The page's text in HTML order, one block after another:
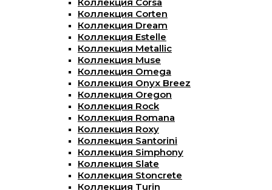
Коллекция Corten
Коллекция Dream
Коллекция Estelle
Коллекция Metallic
Коллекция Muse
Коллекция Omega
Коллекция Onyx Breez
Коллекция Oregon
Коллекция Rock
Коллекция Romana
Коллекция Roxy
Коллекция Santorini
Коллекция Simphony
Коллекция Slate
Коллекция Stoncrete
Коллекция Turin